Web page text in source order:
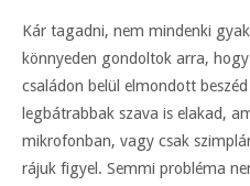
Kár tagadni, nem mindenki
könnyeden gondoltok arra,
családon belül elmondott
legbátrabbak szava is elakad,
mikrofonban, vagy csak
rájuk figyel. Semmi probléma